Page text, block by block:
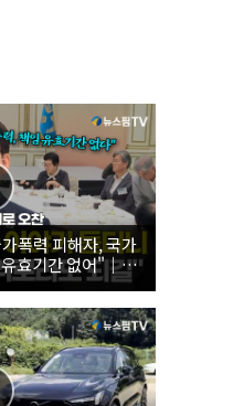
폭력 피해자, 국가
효기간 없어"｜
위로 오찬